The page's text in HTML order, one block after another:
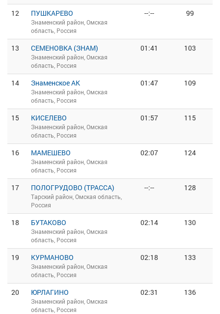
12 ПУШКАРЕВО
Знаменский район, Омская
область, Россия
--:-- 99
13 СЕМЕНОВКА (ЗНАМ)
Знаменский район, Омская
область, Россия
01:41 103
14 Знаменское АК
Знаменский район, Омская
область, Россия
01:47 109
15 КИСЕЛЕВО
Знаменский район, Омская
область, Россия
01:57 115
16 МАМЕШЕВО
Знаменский район, Омская
область, Россия
02:07 124
17 ПОЛОГРУДОВО (ТРАССА)
Тарский район, Омская область,
Россия
--:-- 128
18 БУТАКОВО
Знаменский район, Омская
область, Россия
02:14 130
19 КУРМАНОВО
Знаменский район, Омская
область, Россия
02:18 133
20 ЮРЛАГИНО
Знаменский район, Омская
область, Россия
02:31 136